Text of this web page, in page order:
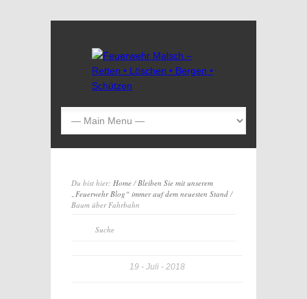
Du bist hier: Home/Bleiben Sie mit unserem
„Feuerwehr Blog“ immer auf dem neuesten Stand/
Baum über Fahrbahn
19 Juli 2018